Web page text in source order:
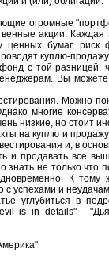
огромные
акции.
ценных бумаг,
куплю-
с той
Вы
Можно
многие
низкие, но стоит
на куплю и
и, в
и продавать все
не только что
К
успехами и
углубиться в
is in details" -